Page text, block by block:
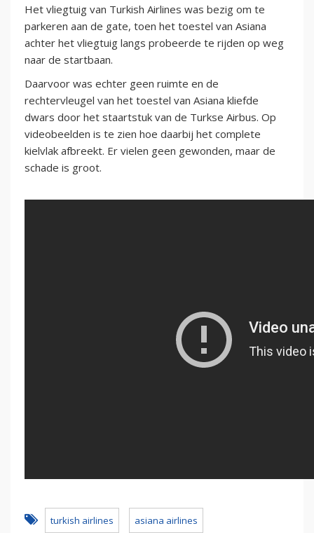
Het vliegtuig van Turkish Airlines was bezig om te
parkeren aan de gate, toen het toestel van Asiana
achter het vliegtuig langs probeerde te rijden op weg
naar de startbaan.
Daarvoor was echter geen ruimte en de
rechtervleugel van het toestel van Asiana kliefde
dwars door het staartstuk van de Turkse Airbus. Op
videobeelden is te zien hoe daarbij het complete
kielvlak afbreekt. Er vielen geen gewonden, maar de
schade is groot.
turkish airlines asiana airlines